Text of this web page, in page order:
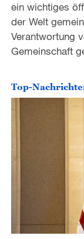
ein wichtiges
der Welt
Verantwortung
Gemeinschaft
Top-